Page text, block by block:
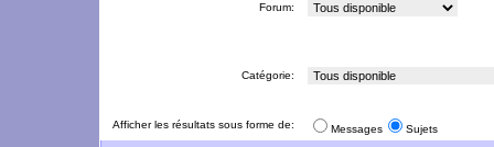
Forum:
Catégorie:
Afficher les résultats sous forme de: Messages Sujets